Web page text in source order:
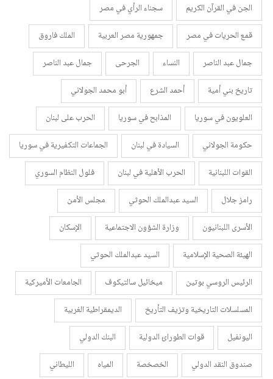
الجن في القرآن الكريم
سجناء الرأي في مصر
قمع الحريات في مصر
جمهورية مصر العربية
الملك فاروق
جمال عبد الناصر
النساء الجرحى
جمال عبد الناصر
تاريخ بني أمية
أحمد الشرع
أبو محمد الجولاني
العلويون في سوريا
المذابح في سوريا
الحرب على لبنان
حكومة الجولاني
السيادة في لبنان
الجماعات التكفيرية في سوريا
القوات اللبنانية
الحرب الأهلية في لبنان
فلول النظام السوري
رامز جلال
السيد عبدالملك الحوثي
مجلس الأمن
الأسرى اللبنانيون
وزارة الشؤون الاجتماعية
الإسكان
الهيئة الصحية الإسلامية
السيد عبدالملك الحوثي
الرئيس الروسي بوتين
ميخائيل سالتيكوف
الجامعات الأميركية
المسلسلات التاريخية وتزيف التأريخ
الديمقراطية الغربية
اليونفيل
قوات الطورائ الدولية
البنك الدولي
صندوق النقد الدولي
الخصخصة المياه الليطاني